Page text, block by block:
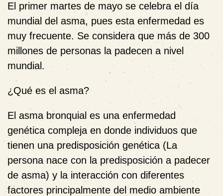
El primer martes de mayo se celebra el día
mundial del asma, pues esta enfermedad es
muy frecuente. Se considera que más de 300
millones de personas la padecen a nivel
mundial.
¿Qué es el asma?
El asma bronquial es una enfermedad
genética compleja en donde individuos que
tienen una predisposición genética (La
persona nace con la predisposición a padecer
de asma) y la interacción con diferentes
factores principalmente del medio ambiente